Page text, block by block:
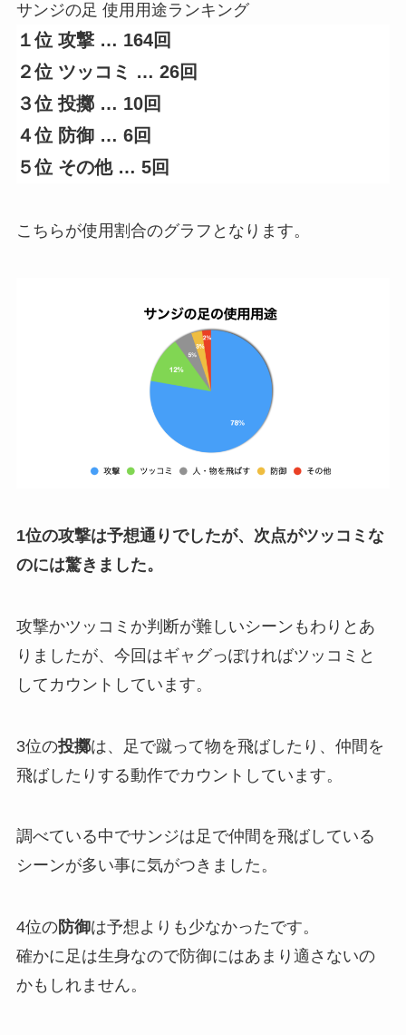
サンジの足 使用用途ランキング
１位 攻撃 … 164回
２位 ツッコミ … 26回
３位 投擲… 10回
４位 防御… 6回
５位 その他… 5回
こちらが使用割合のグラフとなります。
1位の攻撃は予想通りでしたが、次点がツッコミな
のには驚きました。
攻撃かツッコミか判断が難しいシーンもわりとあ
りましたが、今回はギャグっぽければツッコミと
してカウントしています。
3位の投擲は、足で蹴って物を飛ばしたり、仲間を
飛ばしたりする動作でカウントしています。
調べている中でサンジは足で仲間を飛ばしている
シーンが多い事に気がつきました。
4位の防御は予想よりも少なかったです。
確かに足は生身なので防御にはあまり適さないの
かもしれません。